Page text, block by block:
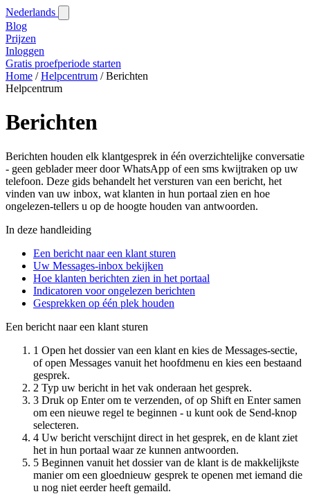
Nederlands
Blog‎
Prijzen
Inloggen
Gratis proefperiode starten
Home / Helpcentrum / Berichten
Helpcentrum
Berichten
Berichten houden elk klantgesprek in één overzichtelijke conversatie
- geen geblader meer door WhatsApp of een sms kwijtraken op uw
telefoon. Deze gids behandelt het versturen van een bericht, het
vinden van uw inbox, wat klanten in hun portaal zien en hoe
ongelezen-tellers u op de hoogte houden van antwoorden.
In deze handleiding
Een bericht naar een klant sturen
Uw Messages-inbox bekijken
Hoe klanten berichten zien in het portaal
Indicatoren voor ongelezen berichten
Gesprekken op één plek houden
Een bericht naar een klant sturen
1 Open het dossier van een klant en kies de Messages-sectie,
of open Messages vanuit het hoofdmenu en kies een bestaand
gesprek.
2 Typ uw bericht in het vak onderaan het gesprek.
3 Druk op Enter om te verzenden, of op Shift en Enter samen
om een nieuwe regel te beginnen - u kunt ook de Send-knop
selecteren.
4 Uw bericht verschijnt direct in het gesprek, en de klant ziet
het in hun portaal waar ze kunnen antwoorden.
5 Beginnen vanuit het dossier van de klant is de makkelijkste
manier om een gloednieuw gesprek te openen met iemand die
u nog niet eerder heeft gemaild.